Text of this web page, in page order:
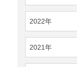
2022年
2021年